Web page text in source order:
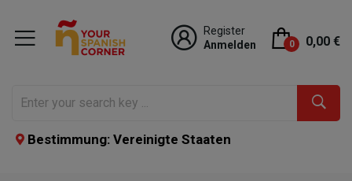
Register
Anmelden
0 0,00 €
Bestimmung: Vereinigte Staaten